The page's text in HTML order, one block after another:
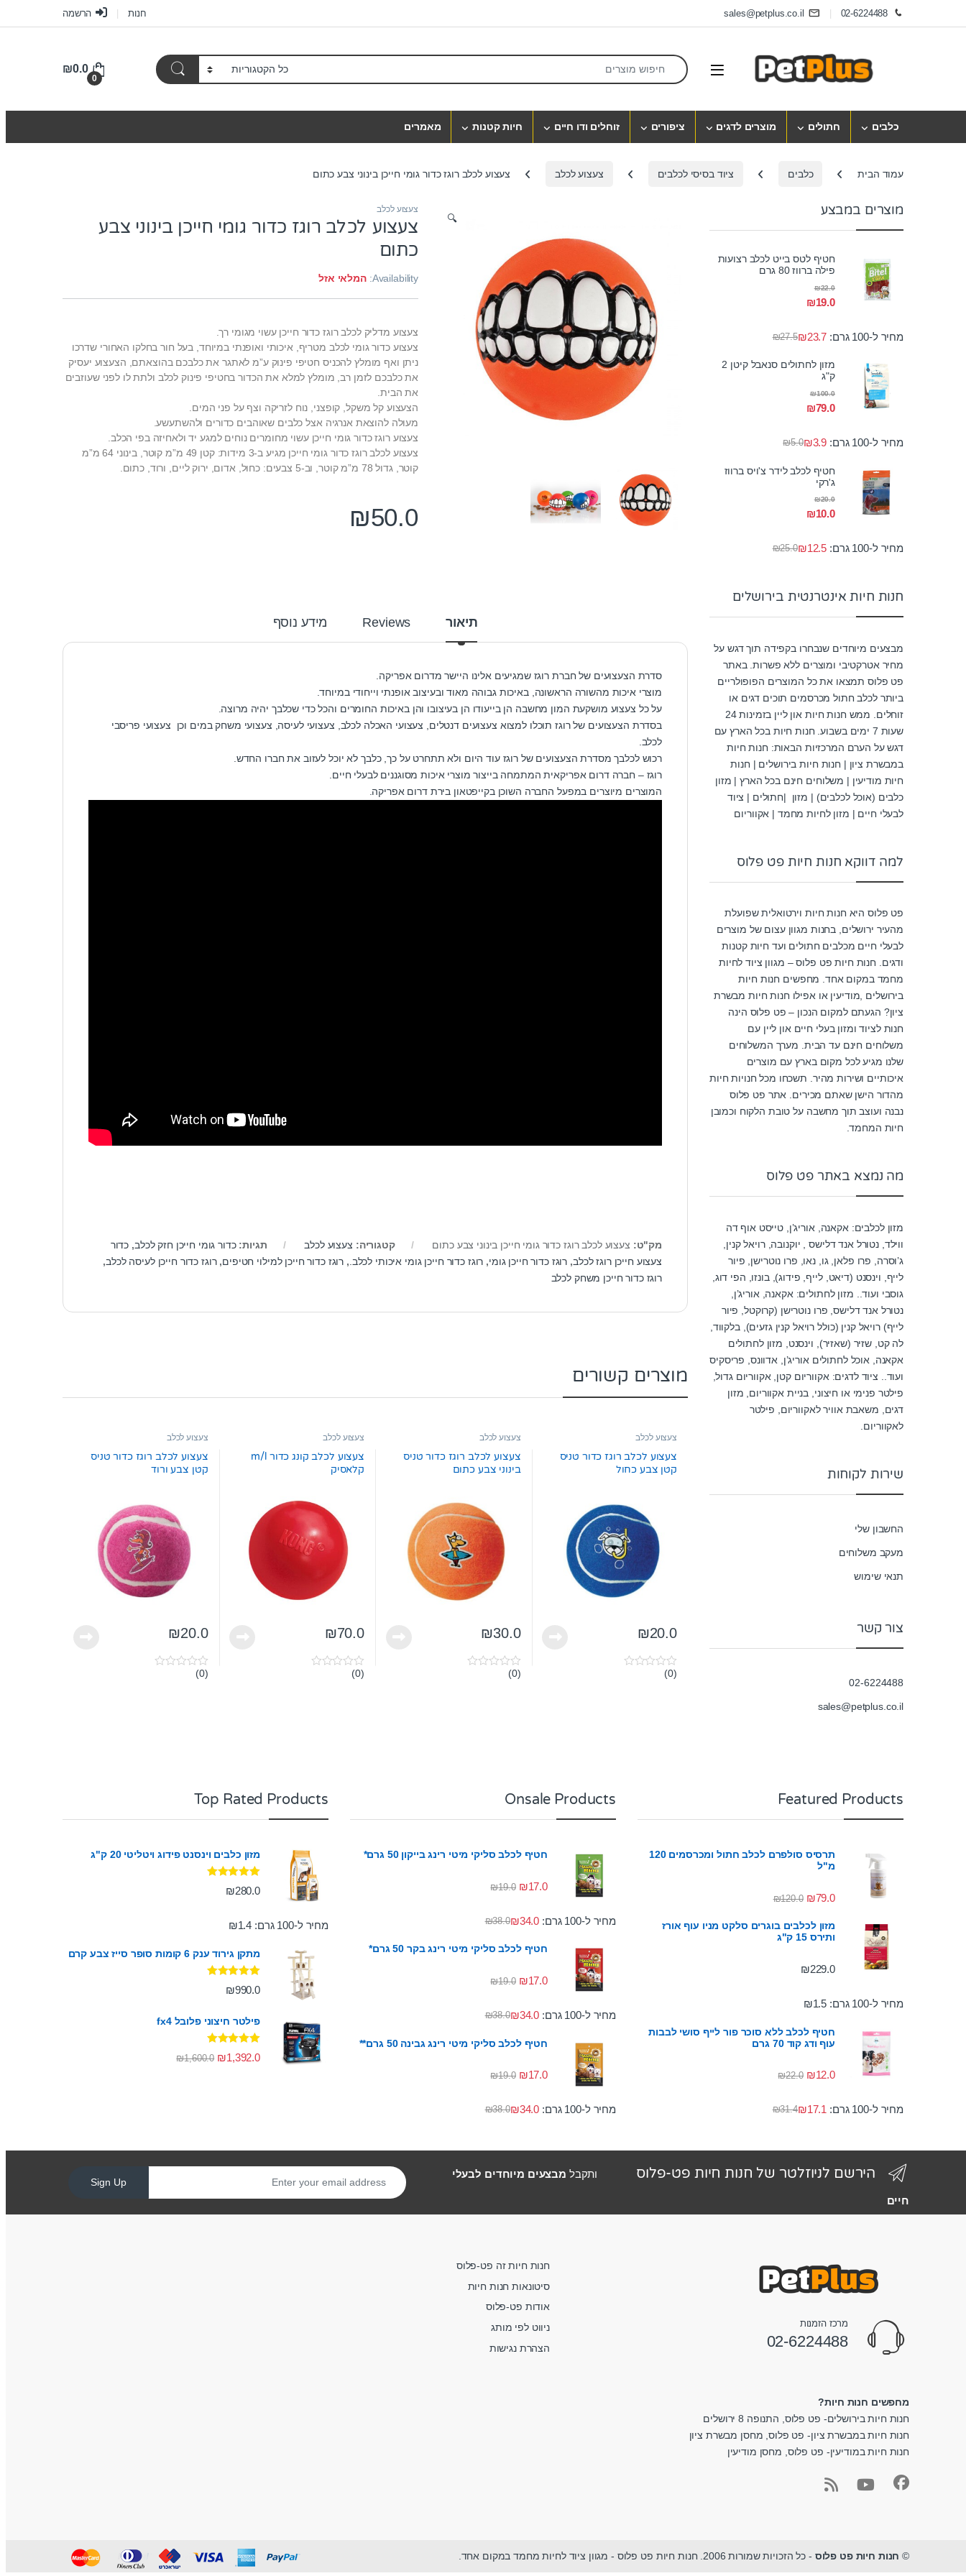
Skip to navigation
02-6224488
sales@petplus.co.il חנות הרשמה
Open
Search for:
0
₪0.0
כלבים חתולים מוצרים לדגים ציפורים זוחלים ודו חיים חיות קטנות מאמרים
עמוד הבית כלבים ציוד בסיסי לכלבים צעצוע לכלב צעצוע לכלב רוגז כדור גומי חייכן בינוני צבע כתום
🔍
צעצוע לכלב
צעצוע לכלב רוגז כדור גומי חייכן בינוני צבע
כתום
Availability: המלאי אזל
צעצוע מדליק לכלב רוגז כדור חייכן עשוי מגומי רך.
צעצוע כדור גומי לכלב מטריף, איכותי ואופנתי במיוחד, בעל חור בחלקו האחורי שדרכו
ניתן ואף מומלץ להכניס חטיפי פינוק ע”מ לאתגר את כלבכם בהוצאתם, הצעצוע יעסיק
את כלבכם לזמן רב, מומלץ למלא את הכדור בחטיפי פינוק לכלב ולתת לו לפני שעוזבים
את הבית.
הצעצוע קל משקל, קופצני, נוח לזריקה וצף על פני המים.
מעולה להוצאת אנרגיה אצל כלבים שאוהבים כדורים ולהשתעשע.
צעצוע רוגז כדור גומי חייכן עשוי מחומרים נוחים למגע יד ולאחיזה בפי הכלב.
צעצוע לכלב רוגז כדור גומי חייכן מגיע ב-3 מידות: קטן 49 מ”מ קוטר, בינוני 64 מ”מ
קוטר, גדול 78 מ”מ קוטר, וב-5 צבעים: כחול, אדום, ירוק ליים, ורוד, כתום.
₪50.0
תיאור Reviews מידע נוסף
סדרת הצעצועים של חברת רוגז שמגיעים אלינו היישר מדרום אפריקה.
מוצרי איכות מהשורה הראשונה, באיכות גבוהה מאוד ובעיצוב אופנתי וייחודי במיוחד.
על כל צעצוע מושקעת המון מחשבה הן בייעודו הן בעיצובו והן באיכות החומרים והכל כדי שכלבך יהיה מרוצה.
בסדרת הצעצועים של רוגז תוכלו למצוא צעצועים דנטלים, צעצועי האכלה לכלב, צעצועי לעיסה, צעצועי משחק במים וכן צעצועי פריסבי
לכלב.
רכוש לכלבך מסדרת הצעצועים של רוגז עוד היום ולא תתחרט על כך, כלבך לא יוכל לעזוב את חברו החדש.
רוגז – חברה דרום אפריקאית המתמחה בייצור מוצרי איכות מסוגננים לבעלי חיים.
המוצרים מיוצרים במפעל החברה השוכן בקייפטאון בירת דרום אפריקה.
מק"ט: צעצוע לכלב רוגז כדור גומי חייכן בינוני צבע כתום קטגוריה: צעצוע לכלב תגיות:כדור גומי חייכן חזק לכלב, כדור
צעצוע חייכן רוגז לכלב, רוגז כדור חייכן גומי, רוגז כדור חייכן גומי איכותי לכלב. , רוגז כדור חייכן למילוי חטיפים,רוגז כדור חייכן לעיסה לכלב,
רוגז כדור חייכן משחק לכלב
מוצרים קשורים
צעצוע לכלב
צעצוע לכלב רוגז כדור טניס
קטן צבע כחול
₪20.0
0(0)
צעצוע לכלב
צעצוע לכלב רוגז כדור טניס
בינוני צבע כתום
₪30.0
0
(0)
צעצוע לכלב
צעצוע לכלב קונג כדור m/l
קלאסיק
₪70.0
0(0)
צעצוע לכלב
צעצוע לכלב רוגז כדור טניס
קטן צבע ורוד
₪20.0
0
(0)
מוצרים במבצע
חטיף לטס בייט לכלב רצועות
פילה ברווז 80 גרם
₪19.0
₪22.0
מחיר ל-100 גרם: ₪27.5₪23.7
מזון לחתולים סנאבל קיטן 2
ק"ג
₪79.0
₪100.0
מחיר ל-100 גרם: ₪5.0₪3.9
חטיף לכלב לידר צ'ויס ברווז
ג'רקי
₪10.0
₪20.0
מחיר ל-100 גרם: ₪25.0₪12.5
חנות חיות אינטרנטית בירושלים
מבצעים מיוחדים שנבחרו בקפידה תוך דגש על
מחיר אטרקטיבי ומוצרים ללא פשרות. באתר
פט פלוס תמצאו את כל המוצרים הפופולריים
ביותר לכלב חתול מכרסמים תוכים דגים או
זוחלים. ממש חנות חיות און ליין בזמינות 24
שעות 7 ימים בשבוע. חנות חיות בכל הארץ עם
דגש על הערם המרכזיות הבאות: חנות חיות
במבשרת ציון | חנות חיות בירושלים | חנות
חיות מודיעין | משלוחים חינם בכל הארץ | מזון
כלבים (אוכל לכלבים) | מזון |חתולים | ציוד
לבעלי חיים | מזון לחיות מחמד | אקווריום
למה דווקא חנות חיות פט פלוס
פט פלוס היא חנות חיות וירטואלית שפועלת
מהעיר ירושלים, בחנות מגוון עצום של מוצרים
לבעלי חיים מכלבים חתולים ועד חיות קטנות
ודגים. חנות חיות פט פלוס – מגוון ציוד לחיות
מחמד במקום אחד. מחפשים חנות חיות
בירושלים ,מודיעין או אפילו חנות חיות מבשרת
ציון? הגעתם למקום הנכון – פט פלוס הינה
חנות לציוד ומזון בעלי חיים און ליין עם
משלוחים חינם עד הבית. מערך המשלוחים
שלנו מגיע לכל מקום בארץ עם מוצרים
איכותיים ושירות מהיר. תשכחו מכל חנויות חיות
מהדור הישן שאתם מכירים. אתר פט פלוס
נבנה ועוצב תוך מחשבה על טובת הלקוח וכמובן
חיות המחמד.
מה נמצא באתר פט פלוס
מזון לכלבים: אקאנה, אוריג’ן, טייסט אוף דה
ווילד, נטורל אנד דלישס , יוקנובה, רויאל קנין,
ג’וסרה, פרו פלאן, גו, נאו, פרו נוטרישן, פיור
לייף, וינסנט (דיאט, לייף, פידוג), בונזו, הפי דוג,
גוסבי ועוד.. מזון לחתולים: אקאנה, אוריג’ן,
נטורל אנד דלישס, פרו נוטרישן (קרוקטל, פיור
לייף) רויאל קנין (כולל רויאל קנין גזעים), בלקווד,
לה קט, שזיר (שאזיר), וינסנט, מזון לחתולים
אקאנה, אוכל לחתולים אוריג’ן, אדוונס, פריסקיס
ועוד.. ציוד לדגים: אקווריום קטן, אקווריום גדול,
פילטר פנימי או חיצוני, בניית אקווריום, מזון
דגים, משאבת אוויר לאקווריום, פילטר
לאקווריום.
שירות לקוחות
החשבון שלי
מעקב משלוחים
תנאי שימוש
צור קשר
02-6224488
sales@petplus.co.il
Featured Products
תרסיס סולפרם לכלב חתול ומכרסמים 120
מ"ל
₪79.0
₪120.0
מזון לכלבים בוגרים סלקט מניו עוף אורז
ותירס 15 ק"ג
₪229.0
מחיר ל-100 גרם: ₪1.5
חטיף לכלב ללא סוכר פור לייף סושי לבבות
עוף ודג קוד 70 גרם
₪12.0
₪22.0
מחיר ל-100 גרם: ₪31.4₪17.1
Onsale Products
חטיף לכלב סליקי מיטי רינג בייקון 50 גרם*
₪17.0
₪19.0
מחיר ל-100 גרם: ₪38.0₪34.0
חטיף לכלב סליקי מיטי רינג בקר 50 גרם*
₪17.0
₪19.0
מחיר ל-100 גרם: ₪38.0₪34.0
חטיף לכלב סליקי מיטי רינג גבינה 50 גרם**
₪17.0
₪19.0
מחיר ל-100 גרם: ₪38.0₪34.0
Top Rated Products
מזון כלבים וינסנט פידוג ויטליטי 20 ק"ג
דורג5.00
מתוך 5 ₪280.0
מחיר ל-100 גרם: ₪1.4
מתקן גירוד ענק 6 קומות סופר סייז צבע קרם
דורג5.00
מתוך 5 ₪990.0
פילטר חיצוני פלובל fx4
דורג5.00
מתוך 5
₪1,392.0
₪1,600.0
הירשם לניוזלטר של חנות חיות פט-פלוס ותקבל מבצעים מיוחדים לבעלי
חיים
Sign Up
מרכז הזמנות
02-6224488
מחפשים חנות חיות?
חנות חיות בירושלים- פט פלוס, התנופה 8 ירושלים
חנות חיות במבשרת ציון- פט פלוס, מחסן מבשרת ציון
חנות חיות במודיעין- פט פלוס, מחסן מודיעין
חנות חיות זה פט-פלוס
סיטונאות חנות חיות
אודות פט-פלוס
ניווט לפי מותג
הצהרת נגישות
© חנות חיות פט פלוס - כל הזכויות שמורות 2006. חנות חיות פט פלוס - מגוון ציוד לחיות מחמד במקום אחד.